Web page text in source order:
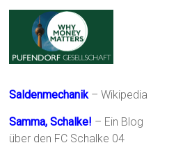
Saldenmechanik– Wikipedia
Samma, Schalke! – Ein Blog
über den FC Schalke 04